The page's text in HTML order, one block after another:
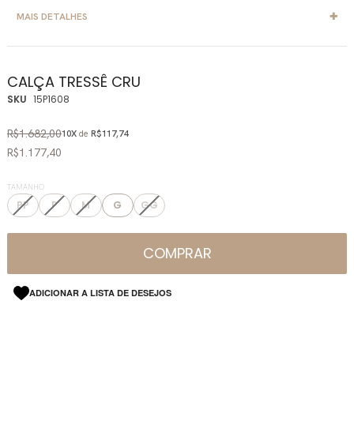
MAIS DETALHES
CALÇA TRESSÊ CRU
SKU 15P1608
R$1.682,00
R$1.177,40
10X de R$117,74
TAMANHO
PP P M G GG
COMPRAR
ADICIONAR A LISTA DE DESEJOS